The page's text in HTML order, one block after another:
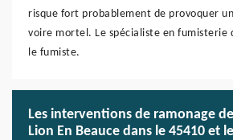
risque fort probablement de provoquer
voire mortel. Le spécialiste en fumisterie
le fumiste.
Les interventions de ramonage
Lion En Beauce dans le 45410 et